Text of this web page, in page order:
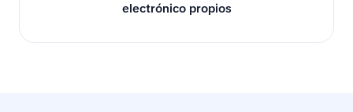
electrónico propios